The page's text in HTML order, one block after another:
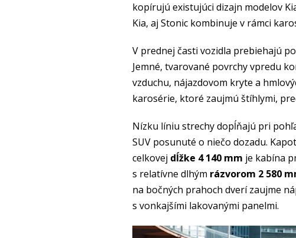
kopírujú existujúci dizajn modelov
Kia, aj Stonic kombinuje v rámci
V prednej časti vozidla prebiehajú
Jemné, tvarované povrchy vpredu
vzduchu, nájazdovom kryte a
karosérie, ktoré zaujmú štíhlymi,
Nízku líniu strechy dopĺňajú pri
SUV posunuté o niečo dozadu.
celkovej dĺžke 4 140 mm je kabína
s relatívne dlhým rázvorom 2 580
na bočných prahoch dverí zaujme
s vonkajšími lakovanými panelmi.